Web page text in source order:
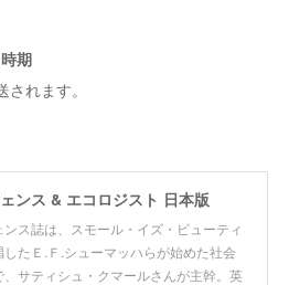
期
れます。
ンス & エコロジスト 日本版
ンス誌は、スモール・イズ・ビューティ
したＥ.Ｆ.シューマッハらが始めた社会
、サティシュ・クマールさんが主幹。英